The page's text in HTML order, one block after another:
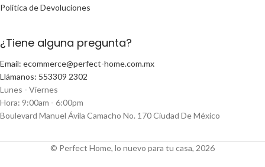
Política de Devoluciones
¿Tiene alguna pregunta?
Email: ecommerce@perfect-home.com.mx
Llámanos: 553309 2302
Lunes - Viernes
Hora: 9:00am - 6:00pm
Boulevard Manuel Ávila Camacho No. 170 Ciudad De México
© Perfect Home, lo nuevo para tu casa, 2026